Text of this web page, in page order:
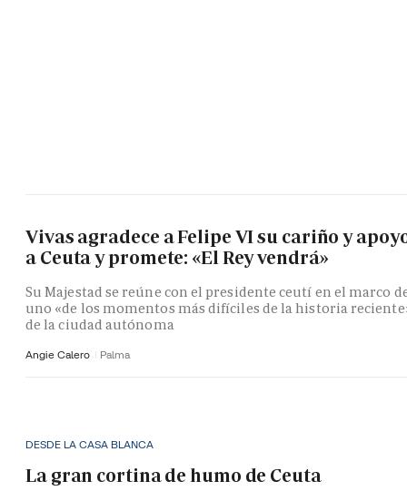
Vivas agradece a Felipe VI su cariño y
a Ceuta y promete: «El Rey vendrá»
Su Majestad se reúne con el presidente ceutí en el marco
uno «de los momentos más difíciles de la historia
de la ciudad autónoma
Angie Calero Palma
DESDE LA CASA BLANCA
La gran cortina de humo de Ceuta